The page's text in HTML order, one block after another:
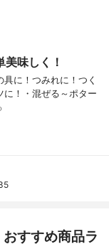
味しく！
に！つみれに！つく
に！・混ぜる～ポター
すすめ商品ラ